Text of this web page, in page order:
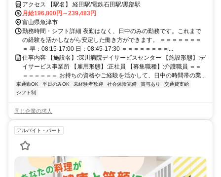
アクセス 【駅名】 経田駅/電鉄石田駅/黒部駅
月給196,800円～239,483円
富山県魚津市
勤務時間・シフト詳細 夜勤はなく、日中のみの勤務です。これまで
の経験を活かしながら安定した働き方ができます。 ＝＝＝＝＝＝＝
＝ 早：08:15-17:00 日：08:45-17:30 ＝＝＝＝＝＝＝＝...
仕事内容 【施設名】:深川病院デイサービスセンター 【施設形態】:デ
イサービス事業所 【雇用形態】:正社員 【募集職種】:介護職員 ＝＝
＝＝＝＝＝＝ お持ちの資格やご経験を活かして、日中の時間帯の業...
車通勤OK 平日のみOK 未経験者歓迎 社会保険完備 賞与あり
交通費支給
シフト制
同じ企業の求人
アルバイト・パート